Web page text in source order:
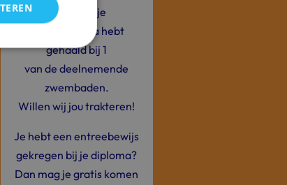
Omdat jij je
zwemdiploma hebt
gehaald bij 1
van de deelnemende
zwembaden.
Willen wij jou trakteren!
Je hebt een entreebewijs
gekregen bij je diploma?
Dan mag je gratis komen